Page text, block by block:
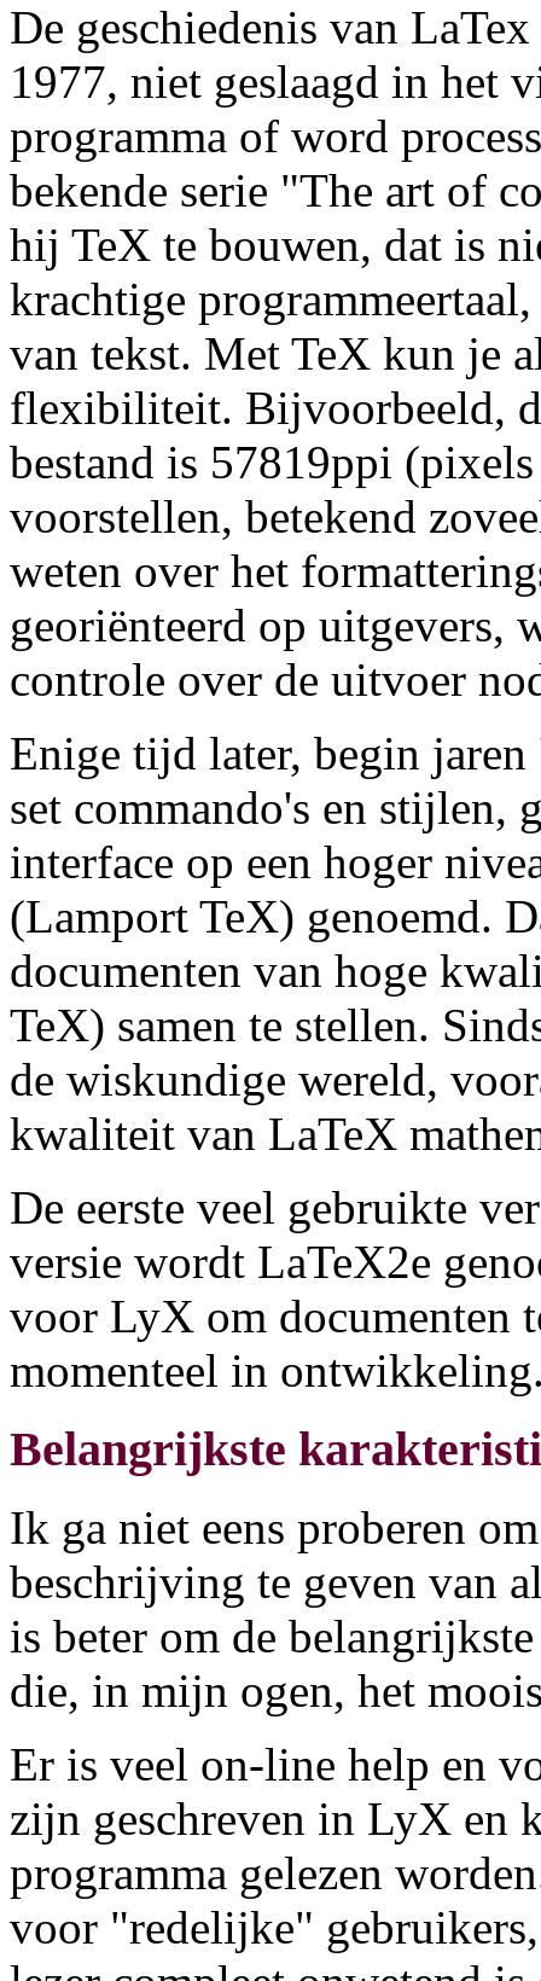
De geschiedenis van
1977, niet geslaagd in het
programma of word
bekende serie "The art of
hij TeX te bouwen, dat is
krachtige
van tekst. Met TeX kun je
flexibiliteit. Bijvoorbeeld,
bestand is 57819ppi
voorstellen, betekend
weten over het
georiënteerd op uitgevers,
controle over de uitvoer
Enige tijd later, begin
set commando's en stijlen,
interface op een hoger
(Lamport TeX) genoemd.
documenten van hoge
TeX) samen te stellen.
de wiskundige wereld,
kwaliteit van LaTeX
De eerste veel gebruikte
versie wordt LaTeX2e
voor LyX om documenten
momenteel in
Belangrijkste
Ik ga niet eens proberen
beschrijving te geven van
is beter om de
die, in mijn ogen, het
Er is veel on-line help en
zijn geschreven in LyX en
programma gelezen
voor "redelijke"